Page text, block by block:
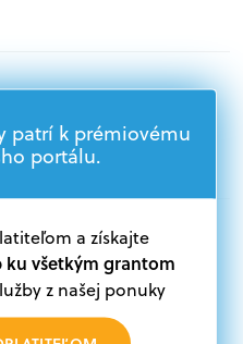
portáli Grantexpert.sk
plánu obnovy a
patrí k prémiovému
portálu.
a získajte
všetkým grantom
z našej ponuky